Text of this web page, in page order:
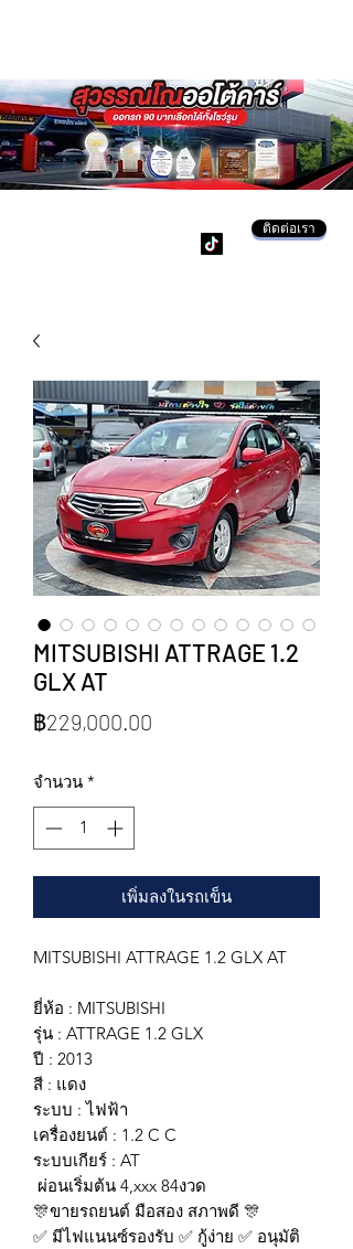
ติดต่อเรา
MITSUBISHI ATTRAGE 1.2
GLX AT
฿229,000.00
จำนวน *
เพิ่มลงในรถเข็น
MITSUBISHI ATTRAGE 1.2 GLX AT
ยี่ห้อ : MITSUBISHI
รุ่น : ATTRAGE 1.2 GLX
ปี : 2013
สี : แดง
ระบบ : ไฟฟ้า
เครื่องยนต์ : 1.2 C C
ระบบเกียร์ : AT
ผ่อนเริ่มต้น 4,xxx 84งวด
🎊ขายรถยนต์ มือสอง สภาพดี 🎊
✅ มีไฟแนนซ์รองรับ ✅ กู้ง่าย ✅ อนุมัติ